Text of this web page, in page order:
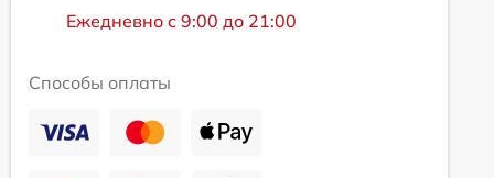
Ежедневно с 9:00 до 21:00
Способы оплаты